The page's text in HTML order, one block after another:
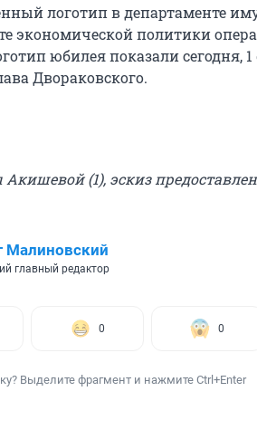
логотип в департаменте
экономической политики
юбилея показали сегодня,
Двораковского.
(1), эскиз
Малиновский
главный редактор
0 0
Выделите фрагмент и нажмите Ctrl+Enter